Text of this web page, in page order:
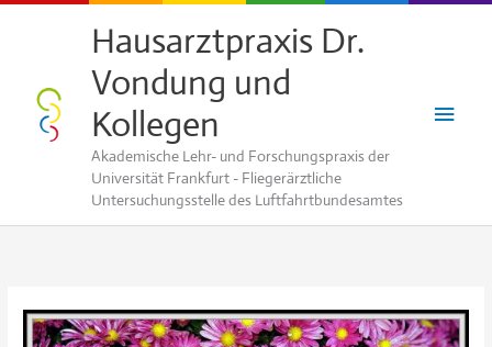
Hausarztpraxis Dr.
Vondung und
Kollegen
Akademische Lehr- und Forschungspraxis der
Universität Frankfurt - Fliegerärztliche
Untersuchungsstelle des Luftfahrtbundesamtes